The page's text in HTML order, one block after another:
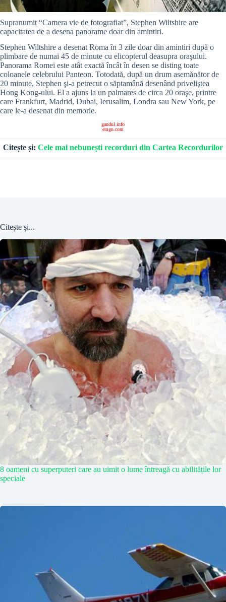
Supranumit “Camera vie de fotografiat”, Stephen Wiltshire are
capacitatea de a desena panorame doar din amintiri.
Stephen Wiltshire a desenat Roma în 3 zile doar din amintiri după o
plimbare de numai 45 de minute cu elicopterul deasupra oraşului.
Panorama Romei este atât exactă încât în desen se disting toate
coloanele celebrului Panteon. Totodată, după un drum asemănător de
20 minute, Stephen şi-a petrecut o săptamână desenând priveliştea
Hong Kong-ului. El a ajuns la un palmares de circa 20 oraşe, printre
care Frankfurt, Madrid, Dubai, Ierusalim, Londra sau New York, pe
care le-a desenat din memorie.
gandul.info
emgn.com
Citește și: Cele mai nebunești recorduri din Cartea Recordurilor
Citește și...
8 oameni cu superputeri care au uimit o lume întreagă cu abilitățile lor
speciale